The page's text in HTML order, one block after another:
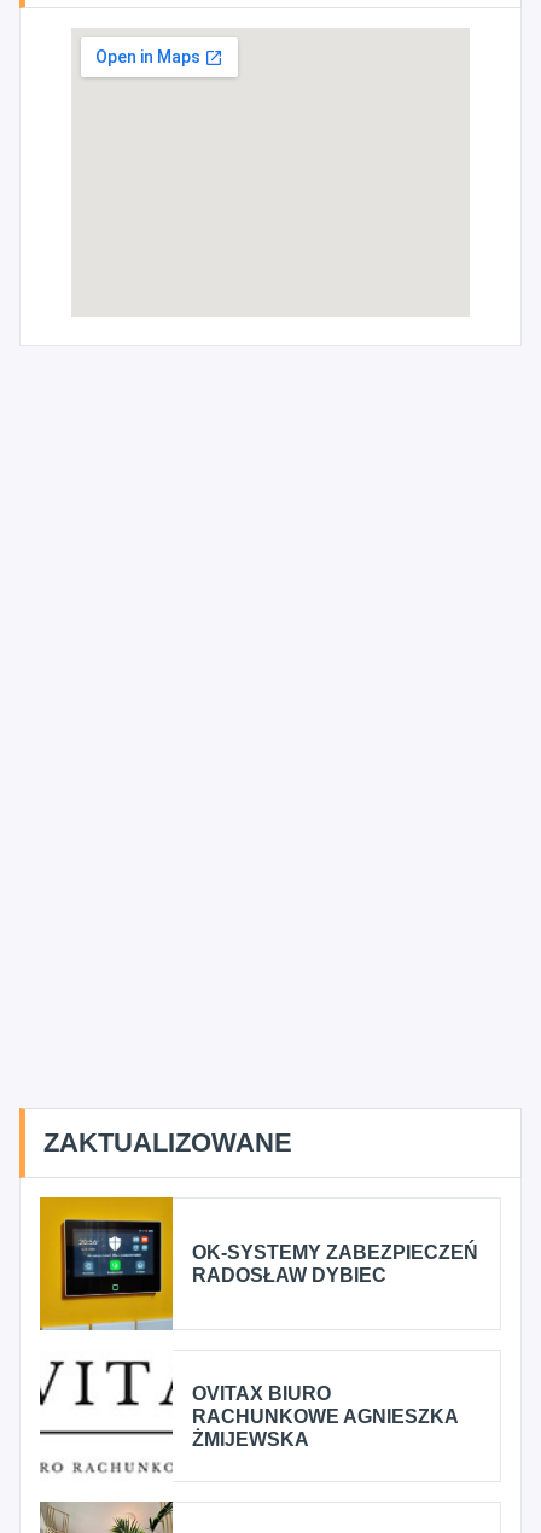
ZAKTUALIZOWANE
OK-SYSTEMY ZABEZPIECZEŃ
RADOSŁAW DYBIEC
OVITAX BIURO
RACHUNKOWE AGNIESZKA
ŻMIJEWSKA